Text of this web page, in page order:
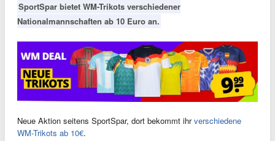
SportSpar bietet WM-Trikots verschiedener
Nationalmannschaften ab 10 Euro an.
Neue Aktion seitens SportSpar, dort bekommt ihrverschiedene
WM-Trikots ab 10€.